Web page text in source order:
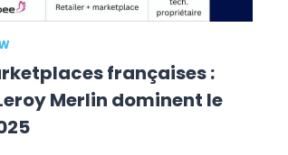
françaises :
Merlin dominent le